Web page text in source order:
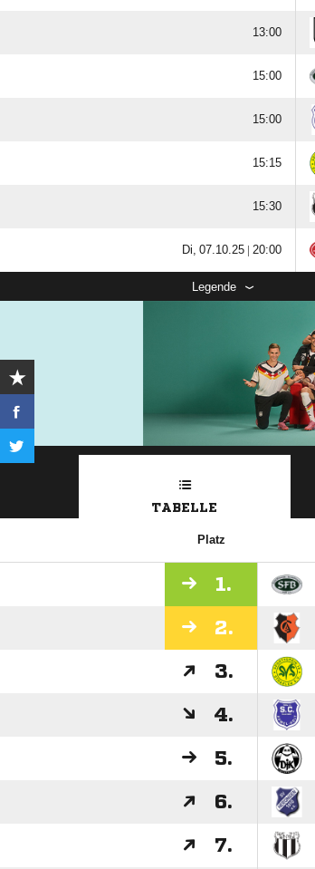





  | 
Legende
TABELLE
Platz
1.
2.
3.
4.
5.
6.
7.